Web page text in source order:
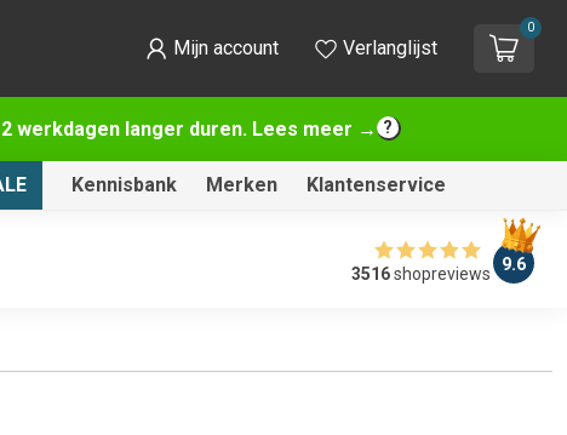
werkdagen langer duren. Lees meer →
Mijn account Verlanglijst
0
Kennisbank Merken Klantenservice
3516shopreviews 9.6